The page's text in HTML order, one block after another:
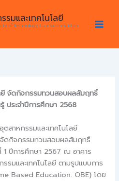
มและเทคโนโลยี
of Technology Isan Sakonnakhon
ยี จัดกิจกรรมทวนสอบผลสัมฤทธิ์
ประจําปีการศึกษา 2568
าหกรรมและเทคโนโลยี
ดกิจกรรมทวนสอบผลสัมฤทธิ์
1 ปีการศึกษา 2567 ณ อาคาร
มและเทคโนโลยี ตามรูปแบบการ
Based Education: OBE) โดย